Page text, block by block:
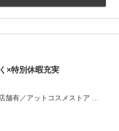
×特別休暇充実
舗有／アットコスメストア …